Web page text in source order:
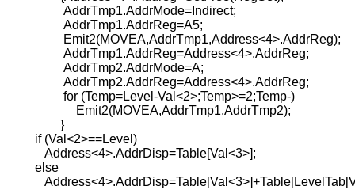
AddrTmp1.AddrMode=Indirect;
AddrTmp1.AddrReg=A5;
Emit2(MOVEA,AddrTmp1,Address<4>.AddrReg);
AddrTmp1.AddrReg=Address<4>.AddrReg;
AddrTmp2.AddrMode=A;
AddrTmp2.AddrReg=Address<4>.AddrReg;
for (Temp=Level -Val<2>;Temp>=2;Temp-)
Emit2(MOVEA,AddrTmp1,AddrTmp2);
}
if (Val<2>==Level )
Address<4>.AddrDisp=Table[Val<3>];
else